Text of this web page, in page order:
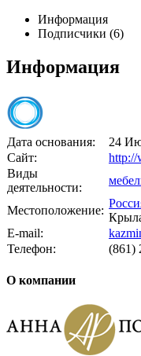
Информация
Подписчики (6)
Информация
Дата основания:
24
Сайт:
http://
Виды
деятельности:
Местоположение:
E-mail:
Телефон:
(861)
О компании